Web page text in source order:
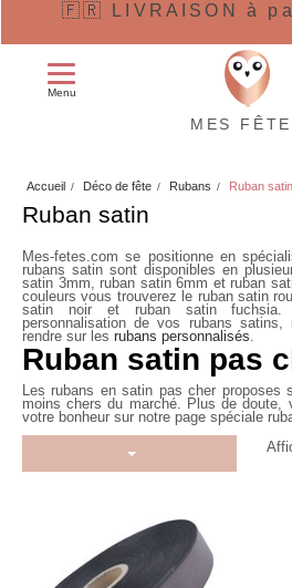
🇫🇷 LIVRAISON à
Menu
MES
Accueil Déco de fête Rubans Ruban satin
Ruban satin
Mes-fetes.com se positionne en
rubans satin sont disponibles en
satin 3mm, ruban satin 6mm et ruban
couleurs vous trouverez le ruban satin
satin noiret ruban satin fuchsia.
personnalisation de vos rubans
rendre sur les rubans personnalisés.
Ruban satin pas
Les rubans en satin pas cher proposes
moins chers du marché. Plus de doute,
votre bonheur sur notre page spéciale